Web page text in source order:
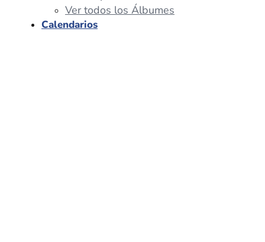
Ver todos los Álbumes
Calendarios